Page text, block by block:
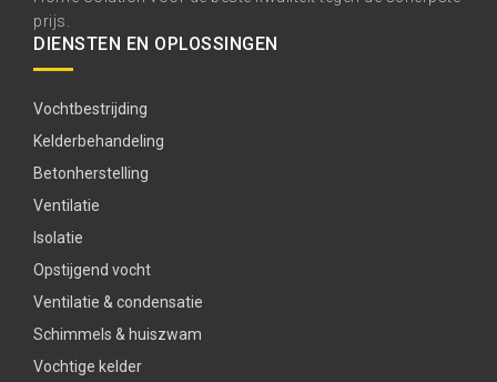
prijs.
DIENSTEN EN OPLOSSINGEN
Vochtbestrijding
Kelderbehandeling
Betonherstelling
Ventilatie
Isolatie
Opstijgend vocht
Ventilatie & condensatie
Schimmels & huiszwam
Vochtige kelder